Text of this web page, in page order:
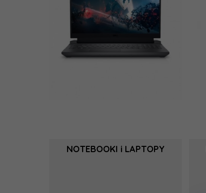
NOTEBOOKI i LAPTOPY